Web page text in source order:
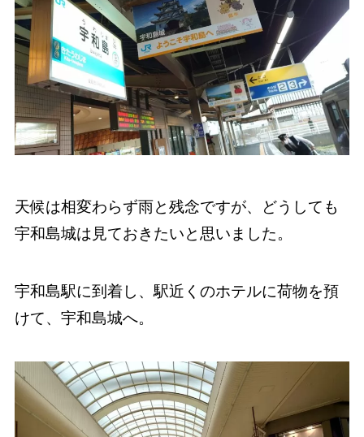
天候は相変わらず雨と残念ですが、どうしても
宇和島城は見ておきたいと思いました。
宇和島駅に到着し、駅近くのホテルに荷物を預
けて、宇和島城へ。